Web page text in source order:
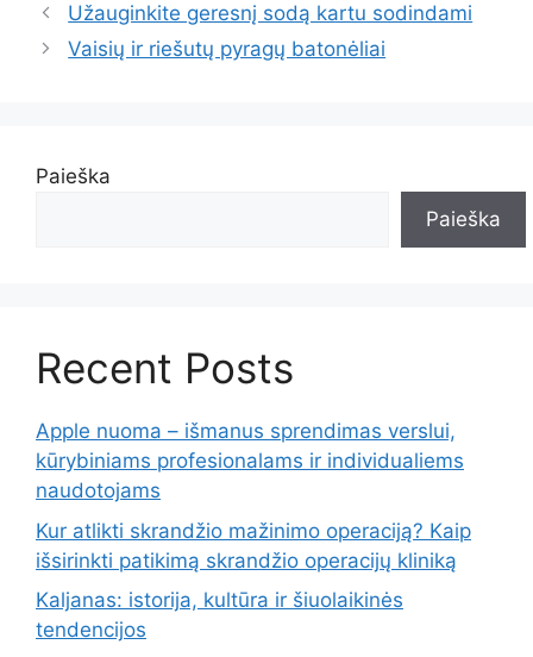
Užauginkite geresnį sodą kartu sodindami
Vaisių ir riešutų pyragų batonėliai
Paieška
Paieška
Recent Posts
Apple nuoma – išmanus sprendimas verslui,
kūrybiniams profesionalams ir individualiems
naudotojams
Kur atlikti skrandžio mažinimo operaciją? Kaip
išsirinkti patikimą skrandžio operacijų kliniką
Kaljanas: istorija, kultūra ir šiuolaikinės
tendencijos